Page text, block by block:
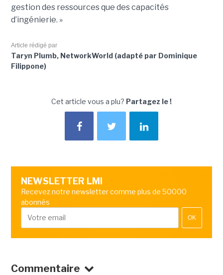
gestion des ressources que des capacités
d’ingénierie. »
Article rédigé par
Taryn Plumb, NetworkWorld (adapté par Dominique
Filippone)
Cet article vous a plu? Partagez le !
NEWSLETTER LMI
Recevez notre newsletter comme plus de 50000
abonnés
OK
Commentaire